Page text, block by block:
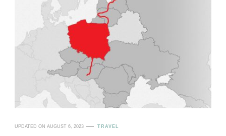
UPDATED ON AUGUST 6, 2023 TRAVEL